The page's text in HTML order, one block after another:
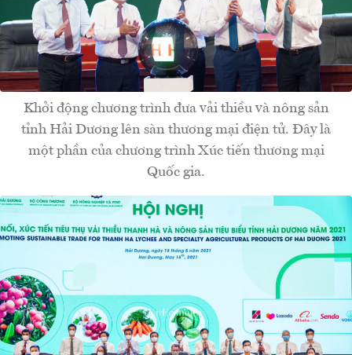
Khởi động chương trình đưa vải thiều và nông sản
tỉnh Hải Dương lên sàn thương mại điện tử. Đây là
một phần của chương trình Xúc tiến thương mại
Quốc gia.